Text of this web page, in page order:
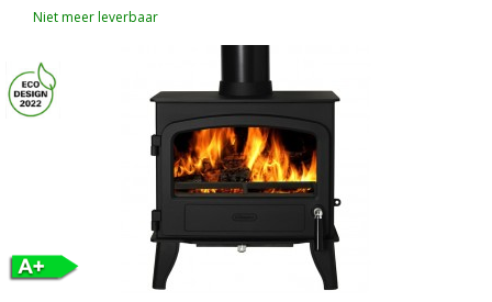
Niet meer leverbaar